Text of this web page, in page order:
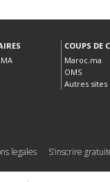
COUPS DE
Maroc.ma
OMS
Autres sites
legales S’inscrire